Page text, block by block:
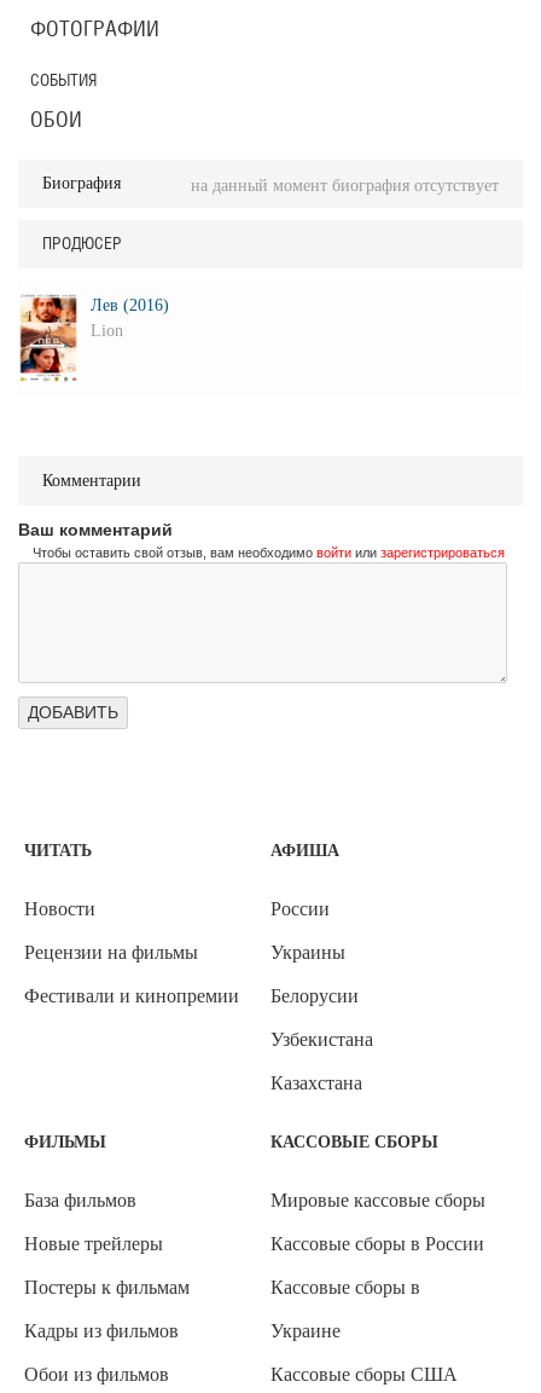
ФОТОГРАФИИ
СОБЫТИЯ
ОБОИ
Биография на данный момент биография отсутствует
ПРОДЮСЕР
Лев (2016)
Lion
Комментарии
Ваш комментарий
Чтобы оставить свой отзыв, вам необходимо войти или зарегистрироваться
ЧИТАТЬ
Новости
Рецензии на фильмы
Фестивали и кинопремии
АФИША
России
Украины
Белорусии
Узбекистана
Казахстана
ФИЛЬМЫ
База фильмов
Новые трейлеры
Постеры к фильмам
Кадры из фильмов
Обои из фильмов
КАССОВЫЕ СБОРЫ
Мировые кассовые сборы
Кассовые сборы в России
Кассовые сборы в
Украине
Кассовые сборы США